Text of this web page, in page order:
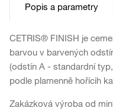
Popis a parametry
CETRIS® FINISH je
barvou v barvených
(odstín A - standardní
podle plamenně hořícih
Zakázková výroba od